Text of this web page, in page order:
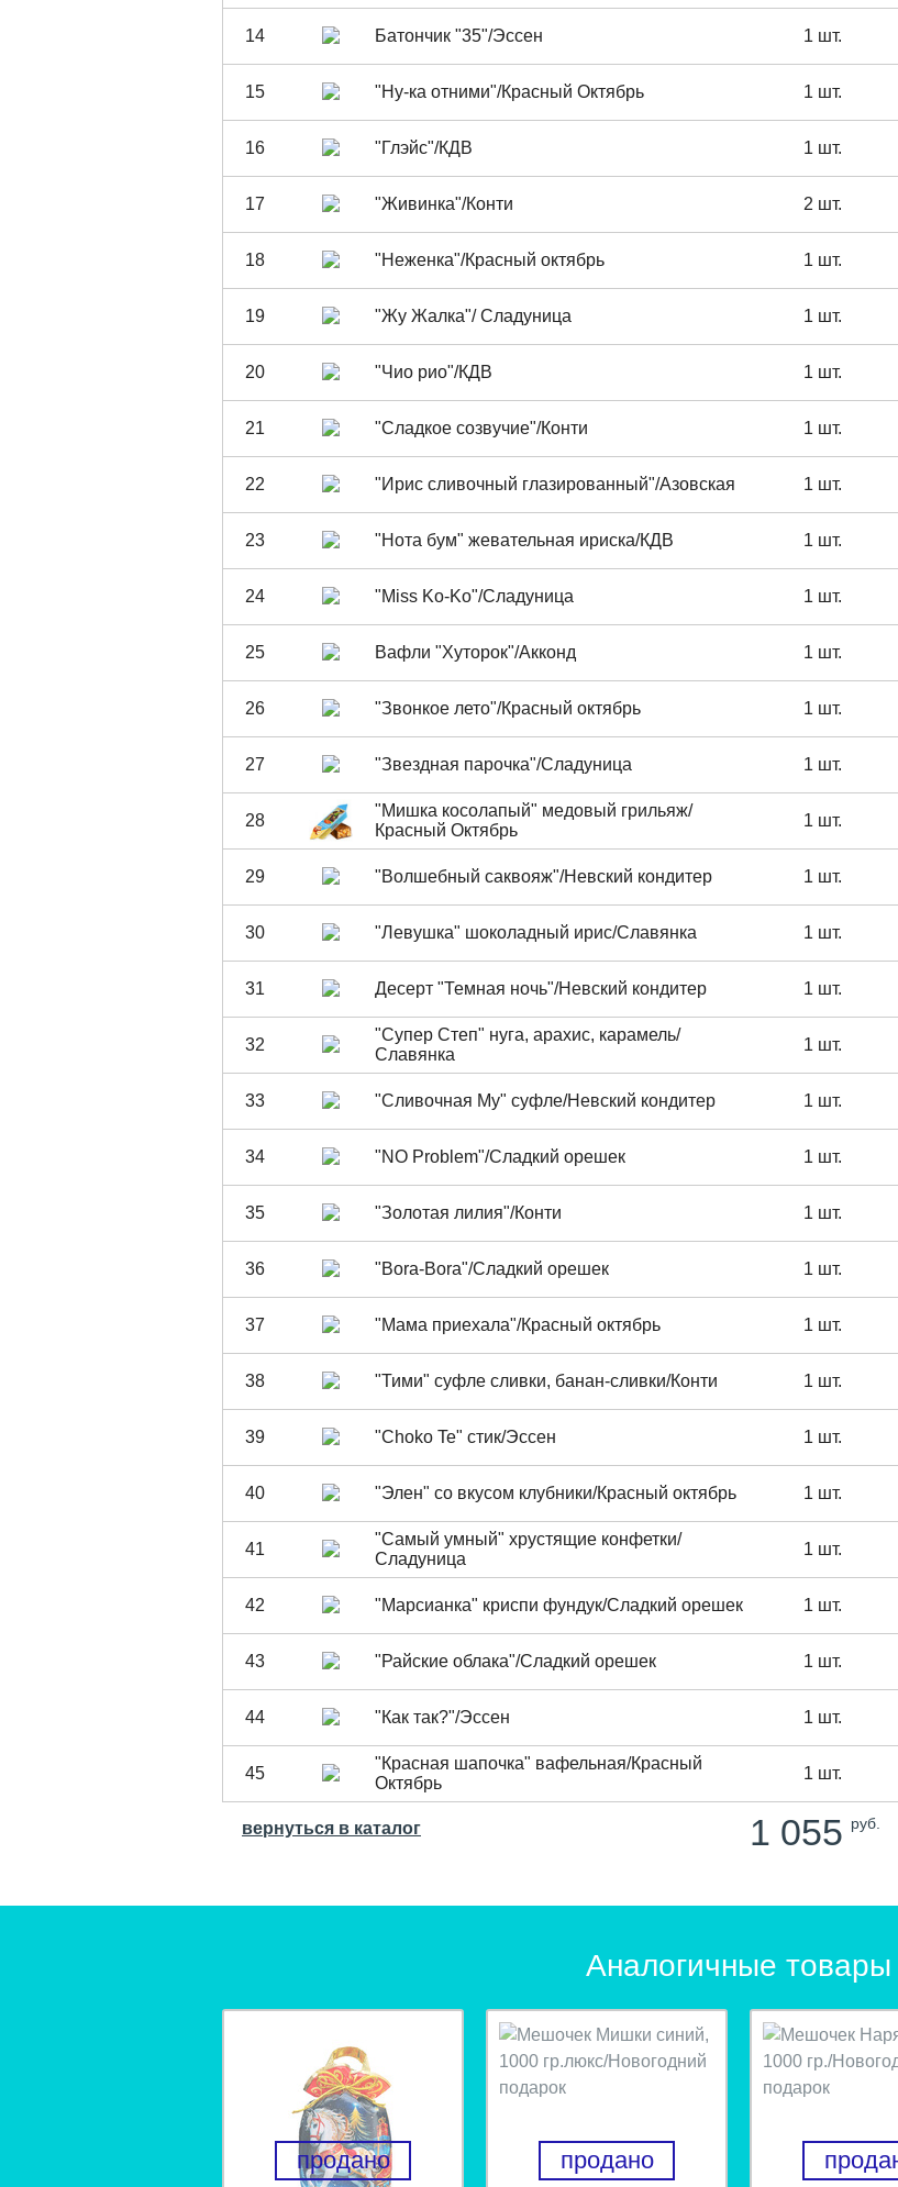
14 Батончик "35"/Эссен 1 шт.
15 "Ну-ка отними"/Красный Октябрь 1 шт.
16 "Глэйс"/КДВ 1 шт.
17 "Живинка"/Конти 2 шт.
18 "Неженка"/Красный октябрь 1 шт.
19 "Жу Жалка"/ Сладуница 1 шт.
20 "Чио рио"/КДВ 1 шт.
21 "Сладкое созвучие"/Конти 1 шт.
22 "Ирис сливочный глазированный"/Азовская 1 шт.
23 "Нота бум" жевательная ириска/КДВ 1 шт.
24 "Miss Ko-Ko"/Сладуница 1 шт.
25 Вафли "Хуторок"/Акконд 1 шт.
26 "Звонкое лето"/Красный октябрь 1 шт.
27 "Звездная парочка"/Сладуница 1 шт.
28
"Мишка косолапый" медовый грильяж/
Красный Октябрь
1 шт.
29 "Волшебный саквояж"/Невский кондитер 1 шт.
30 "Левушка" шоколадный ирис/Славянка 1 шт.
31 Десерт "Темная ночь"/Невский кондитер 1 шт.
32
"Супер Степ" нуга, арахис, карамель/
Славянка
1 шт.
33 "Сливочная Му" суфле/Невский кондитер 1 шт.
34 "NO Problem"/Сладкий орешек 1 шт.
35 "Золотая лилия"/Конти 1 шт.
36 "Bora-Bora"/Сладкий орешек 1 шт.
37 "Мама приехала"/Красный октябрь 1 шт.
38 "Тими" суфле сливки, банан-сливки/Конти 1 шт.
39 "Choko Te" стик/Эссен 1 шт.
40 "Элен" со вкусом клубники/Красный октябрь 1 шт.
41
"Самый умный" хрустящие конфетки/
Сладуница
1 шт.
42 "Марсианка" криспи фундук/Сладкий орешек 1 шт.
43 "Райские облака"/Сладкий орешек 1 шт.
44 "Как так?"/Эссен 1 шт.
45
"Красная шапочка" вафельная/Красный
Октябрь
1 шт.
вернуться в каталог 1 055 руб.
Аналогичные товары
продано продано